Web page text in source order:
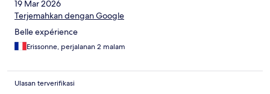
19 Mar 2026
Terjemahkan dengan Google
Belle expérience
Erissonne, perjalanan 2 malam
Ulasan terverifikasi